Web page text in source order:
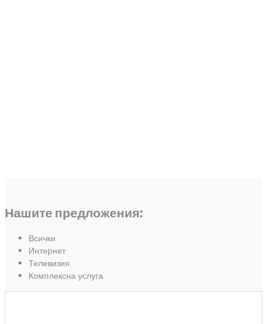
Нашите предложения:
Всички
Интернет
Телевизия
Комплексна услуга